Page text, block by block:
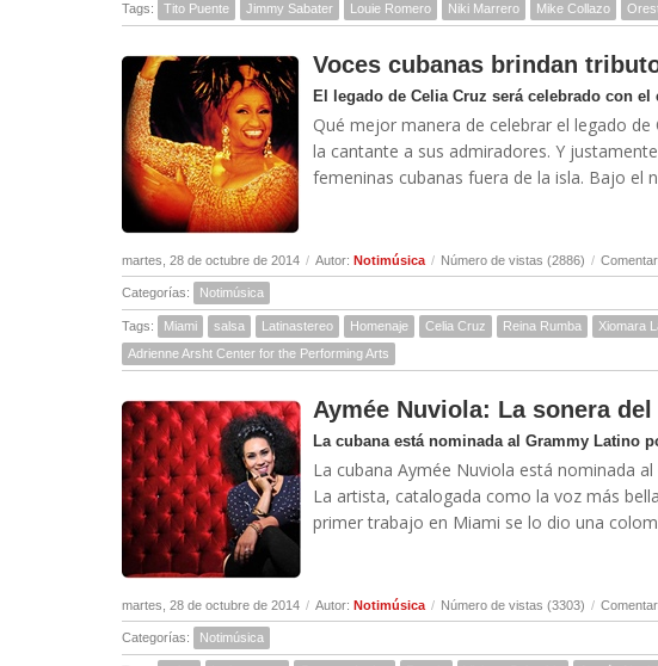
Tags: Tito Puente Jimmy Sabater Louie Romero Niki Marrero Mike Collazo
Voces cubanas brindan
El legado de Celia Cruz será celebrado con el
Qué mejor manera de celebrar el legado
la cantante a sus admiradores. Y
femeninas cubanas fuera de la isla. Bajo el
martes, 28 de octubre de 2014 / Autor: Notimúsica / Número de vistas (2886) /
Categorías: Notimúsica
Tags: Miami salsa Latinastereo Homenaje Celia Cruz Reina Rumba Xiomara
Adrienne Arsht Center for the Performing Arts
Aymée Nuviola: La sonera
La cubana está nominada al Grammy Latino
La cubana Aymée Nuviola está nominada
La artista, catalogada como la voz más
primer trabajo en Miami se lo dio una
martes, 28 de octubre de 2014 / Autor: Notimúsica / Número de vistas (3303) /
Categorías: Notimúsica